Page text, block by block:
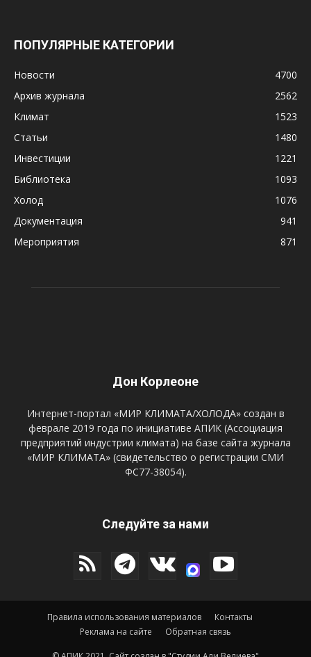
ПОПУЛЯРНЫЕ КАТЕГОРИИ
Новости
4700
Архив журнала
2562
Климат
1523
Статьи
1480
Инвестиции
1221
Библиотека
1093
Холод
1076
Документация
941
Мероприятия
871
Дон Корлеоне
Интернет-портал «МИР КЛИМАТА/ХОЛОДА» создан в
феврале 2019 года по инициативе АПИК (Ассоциация
предприятий индустрии климата) на базе сайта журнала
«МИР КЛИМАТА» (свидетельство о регистрации СМИ
ФС77-38054).
Следуйте за нами
Правила использования материалов
Контакты
Реклама на сайте
Обратная связь